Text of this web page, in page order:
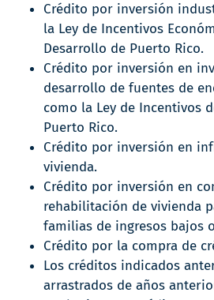
Crédito por inversión
la Ley de Incentivos
Desarrollo de Puerto Rico.
Crédito por inversión en
desarrollo de fuentes de
como la Ley de Incentivos
Puerto Rico.
Crédito por inversión en
vivienda.
Crédito por inversión en
rehabilitación de vivienda
familias de ingresos bajos
Crédito por la compra de
Los créditos indicados
arrastrados de años